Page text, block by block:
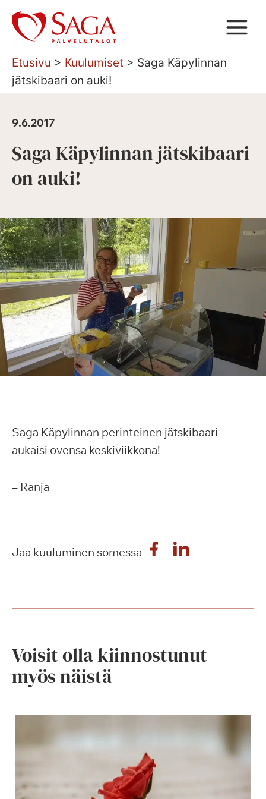
Siirry
sisältöön
Etusivu > Kuulumiset > Saga Käpylinnan
jätskibaari on auki!
9.6.2017
Saga Käpylinnan jätskibaari
on auki!
Saga Käpylinnan perinteinen jätskibaari
aukaisi ovensa keskiviikkona!
– Ranja
Jaa kuuluminen somessa
Voisit olla kiinnostunut
myös näistä